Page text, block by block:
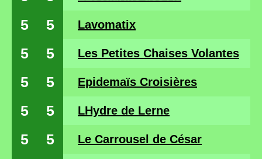
5 5 Lavomatix
5 5 Les Petites Chaises Volantes
5 5 Epidemaïs Croisières
5 5 LHydre de Lerne
5 5 Le Carrousel de César